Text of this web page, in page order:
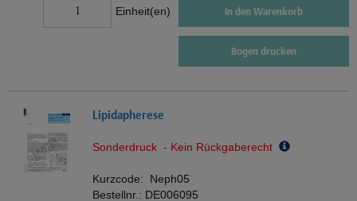
Einheit(en) In den Warenkorb
Bogen drucken
Lipidapherese
Sonderdruck - Kein Rückgaberecht
Kurzcode: Neph05
Bestellnr.: DE006095